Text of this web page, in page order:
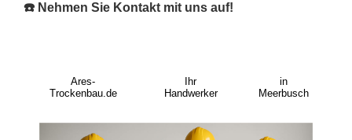
☎️ Nehmen Sie Kontakt mit uns auf!
Ares-
Trockenbau.de
Ihr
Handwerker
in
Meerbusch